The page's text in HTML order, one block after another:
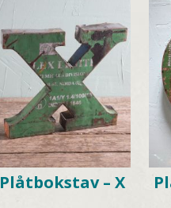
Plåtbokstav – X